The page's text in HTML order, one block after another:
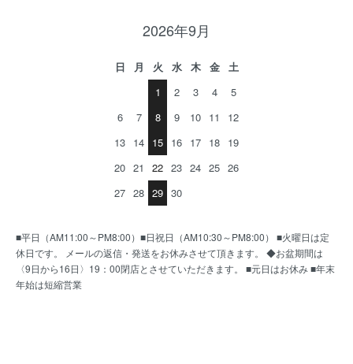
2026年9月
日 月 火 水 木 金
土
1
2 3 4
5
6
7 8 9 10 11
12
13 14 15 16 17 18 19
20 21 22 23 24 25 26
27 28 29 30
■平日（AM11:00～PM8:00）■日祝日（AM10:30～PM8:00） ■火曜日は定
休日です。 メールの返信・発送をお休みさせて頂きます。 ◆お盆期間は
〈9日から16日〉19：00閉店とさせていただきます。 ■元日はお休み ■年末
年始は短縮営業